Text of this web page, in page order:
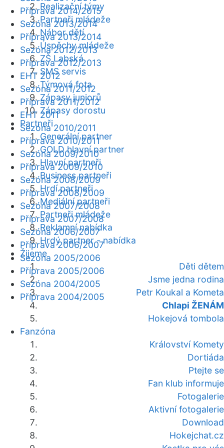
Realizační týmy
Partneři mládeže
Nábor dětí
Úspěchy mládeže
ZŠ Labská
SMS servis
Týmová fota
Zápasy juniorů
Zápasy dorostu
Partneři
Generální partner
GOLD hlavní partner
Hlavní partneři
Business partneři
Hrdí partneři
Mediální partneři
Partneři mládeže
Reklamní nabídka
Hrdý partner - nabídka
Žijeme
Děti dětem
Jsme jedna rodina
Petr Koukal a Kometa
Chlapi ŽENÁM
Hokejová tombola
Fanzóna
Království Komety
Dortiáda
Ptejte se
Fan klub informuje
Fotogalerie
Aktivní fotogalerie
Download
Hokejchat.cz
Příprava 2014/2015
Sezóna 2013/2014
Příprava 2013/2014
Sezóna 2012/2013
Příprava 2012/2013
EHT 2012
Sezóna 2011/2012
Příprava 2011/2012
EHT 2011
Sezóna 2010/2011
Příprava 2010/2011
Sezóna 2009/2010
Příprava 2009/2010
Sezóna 2008/2009
Příprava 2008/2009
Sezóna 2007/2008
Příprava 2007/2008
Sezóna 2006/2007
Příprava 2006/2007
Sezóna 2005/2006
Příprava 2005/2006
Sezóna 2004/2005
Příprava 2004/2005